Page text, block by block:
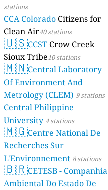
stations
CCA Colorado Citizens for
Clean Air40 stations
🇺🇸CCST Crow Creek
Sioux Tribe10 stations
🇲🇳Central Laboratory
Of Environment And
Metrology (CLEM) 9 stations
Central Philippine
University 4 stations
🇲🇬Centre National De
Recherches Sur
L'Environnement 8 stations
🇧🇷CETESB - Companhia
Ambiental Do Estado De